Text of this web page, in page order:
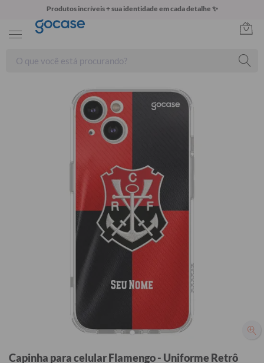
Produtos incríveis + sua identidade em cada detalhe ✨
Capinha para celular Flamengo - Uniforme Retrô